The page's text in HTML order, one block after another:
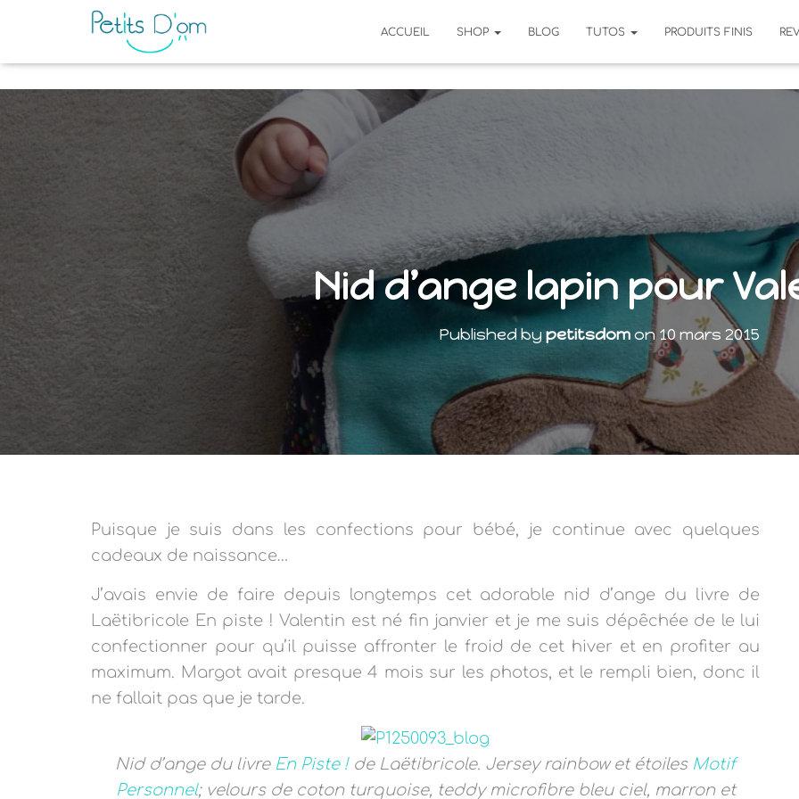
ACCUEIL SHOP BLOG TUTOS PRODUITS FINIS
Nid d’ange lapin pour
Published bypetitsdomon 10 mars 2015
Puisque je suis dans les confections pour bébé, je continue avec quelques
cadeaux de naissance…
J’avais envie de faire depuis longtemps cet adorable nid d’ange du livre de
Laëtibricole En piste ! Valentin est né fin janvier et je me suis dépêchée de le lui
confectionner pour qu’il puisse affronter le froid de cet hiver et en profiter au
maximum. Margot avait presque 4 mois sur les photos, et le rempli bien, donc il
ne fallait pas que je tarde.
Nid d’ange du livre En Piste !de Laëtibricole. Jersey rainbow et étoiles Motif
Personnel; velours de coton turquoise, teddy microfibre bleu ciel, marron et